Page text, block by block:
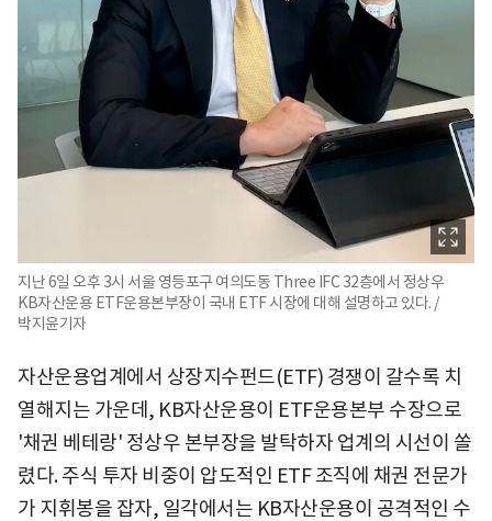
지난 6일 오후 3시 서울 영등포구 여의도동 Three IFC 32층에서 정상우
KB자산운용 ETF운용본부장이 국내 ETF 시장에 대해 설명하고 있다. /
박지윤기자
자산운용업계에서 상장지수펀드(ETF) 경쟁이 갈수록 치
열해지는 가운데, KB자산운용이 ETF운용본부 수장으로
'채권 베테랑' 정상우 본부장을 발탁하자 업계의 시선이 쏠
렸다. 주식 투자 비중이 압도적인 ETF 조직에 채권 전문가
가 지휘봉을 잡자, 일각에서는 KB자산운용이 공격적인 수